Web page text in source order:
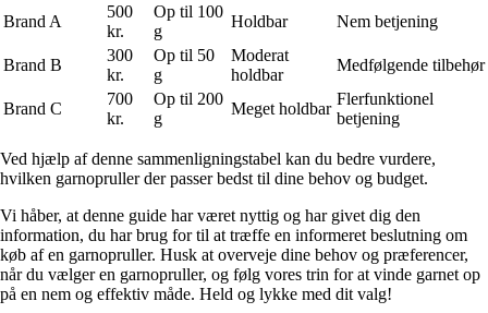
Brand A
500
kr.
Op til 100
g
Holdbar Nem betjening
Brand B
300
kr.
Op til 50
g
Moderat
holdbar
Medfølgende tilbehør
Brand C
700
kr.
Op til 200
g
Meget holdbar
Flerfunktionel
betjening
Ved hjælp af denne sammenligningstabel kan du bedre vurdere,
hvilken garnopruller der passer bedst til dine behov og budget.
Vi håber, at denne guide har været nyttig og har givet dig den
information, du har brug for til at træffe en informeret beslutning om
køb af en garnopruller. Husk at overveje dine behov og præferencer,
når du vælger en garnopruller, og følg vores trin for at vinde garnet op
på en nem og effektiv måde. Held og lykke med dit valg!